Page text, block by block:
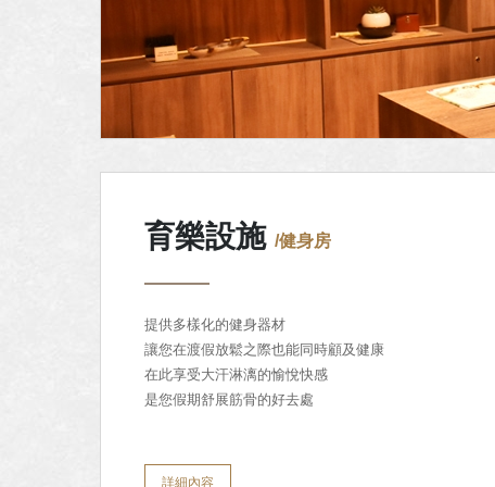
育樂設施 /健身房
提供多樣化的健身器材
讓您在渡假放鬆之際也能同時顧及健康
在此享受大汗淋漓的愉悅快感
是您假期舒展筋骨的好去處
詳細內容